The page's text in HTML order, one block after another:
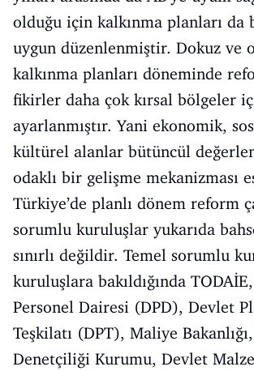
olduğu için kalkınma planları da
uygun düzenlenmiştir. Dokuz ve
kalkınma planları döneminde
fikirler daha çok kırsal bölgeler
ayarlanmıştır. Yani ekonomik,
kültürel alanlar bütüncül
odaklı bir gelişme mekanizması
Türkiye’de planlı dönem reform
sorumlu kuruluşlar yukarıda
sınırlı değildir. Temel sorumlu
kuruluşlara bakıldığında
Personel Dairesi (DPD), Devlet
Teşkilatı (DPT), Maliye
Denetçiliği Kurumu, Devlet